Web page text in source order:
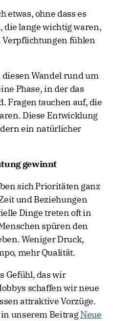
etwas, ohne dass es
die lange wichtig waren,
fühlen
Wandel rund um
Phase, in der das
Fragen tauchen auf, die
Diese Entwicklung
ein natürlicher
gewinnt
sich Prioritäten ganz
und Beziehungen
Dinge treten oft in
spüren den
Weniger Druck,
mehr Qualität.
Gefühl, das wir
schaffen wir neue
attraktive Vorzüge.
unserem BeitragNeue